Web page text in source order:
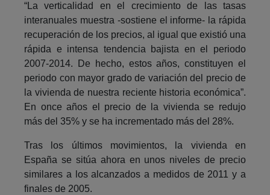
“La verticalidad en el crecimiento de las tasas
interanuales muestra -sostiene el informe- la rápida
recuperación de los precios, al igual que existió una
rápida e intensa tendencia bajista en el periodo
2007-2014. De hecho, estos años, constituyen el
periodo con mayor grado de variación del precio de
la vivienda de nuestra reciente historia económica”.
En once años el precio de la vivienda se redujo
más del 35% y se ha incrementado más del 28%.
Tras los últimos movimientos, la vivienda en
España se sitúa ahora en unos niveles de precio
similares a los alcanzados a medidos de 2011 y a
finales de 2005.